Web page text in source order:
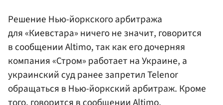
Решение Нью-йоркского арбитража
для «Киевстара» ничего не значит, говорится
в сообщении Altimo, так как его дочерняя
компания «Стром» работает на Украине, а
украинский суд ранее запретил Telenor
обращаться в Нью-йоркский арбитраж. Кроме